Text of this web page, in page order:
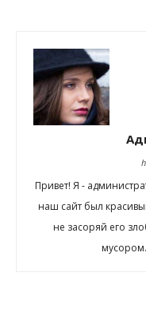
Привет! Я -
наш сайт был
не засоряй его